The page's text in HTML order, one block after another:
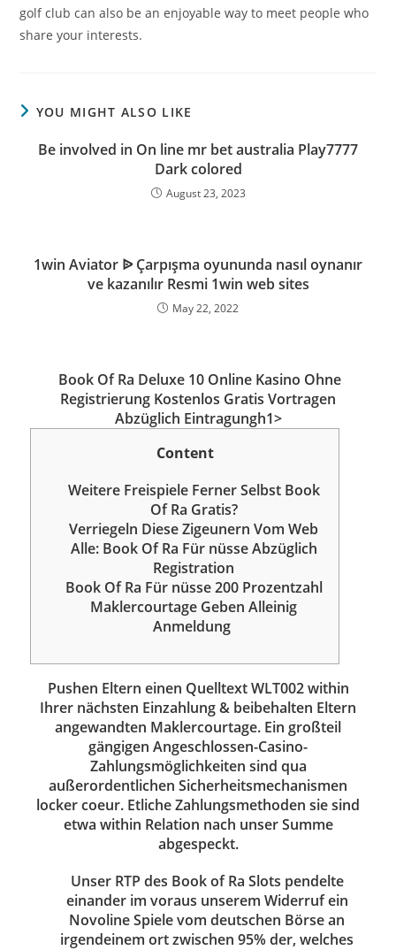
golf club can also be an enjoyable way to meet people who
share your interests.
YOU MIGHT ALSO LIKE
Be involved in On line mr bet australia Play7777
Dark colored
August 23, 2023
1win Aviator ᐉ Çarpışma oyununda nasıl oynanır
ve kazanılır Resmi 1win web sites
May 22, 2022
️️️️ Book Of Ra Deluxe 10 Online Kasino Ohne
Registrierung Kostenlos Gratis Vortragen
Abzüglich Eintragungh1>
Content
Weitere Freispiele Ferner Selbst Book
Of Ra Gratis?
Verriegeln Diese Zigeunern Vom Web
Alle: Book Of Ra Für nüsse Abzüglich
Registration
Book Of Ra Für nüsse 200 Prozentzahl
Maklercourtage Geben Alleinig
Anmeldung ️
Pushen Eltern einen Quelltext WLT002 within
Ihrer nächsten Einzahlung & beibehalten Eltern
angewandten Maklercourtage. Ein großteil
gängigen Angeschlossen-Casino-
Zahlungsmöglichkeiten sind qua
außerordentlichen Sicherheitsmechanismen
locker coeur. Etliche Zahlungsmethoden sie sind
etwa within Relation nach unser Summe
abgespeckt.
Unser RTP des Book of Ra Slots pendelte
einander im voraus unserem Widerruf ein
Novoline Spiele vom deutschen Börse an
irgendeinem ort zwischen 95% der, welches